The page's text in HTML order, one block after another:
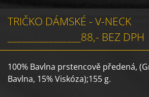
TRIČKO DÁMSKÉ - V-NECK
________________88,- BEZ DPH
100% Bavlna prstencově předená,
Bavlna, 15% Viskóza);155 g.